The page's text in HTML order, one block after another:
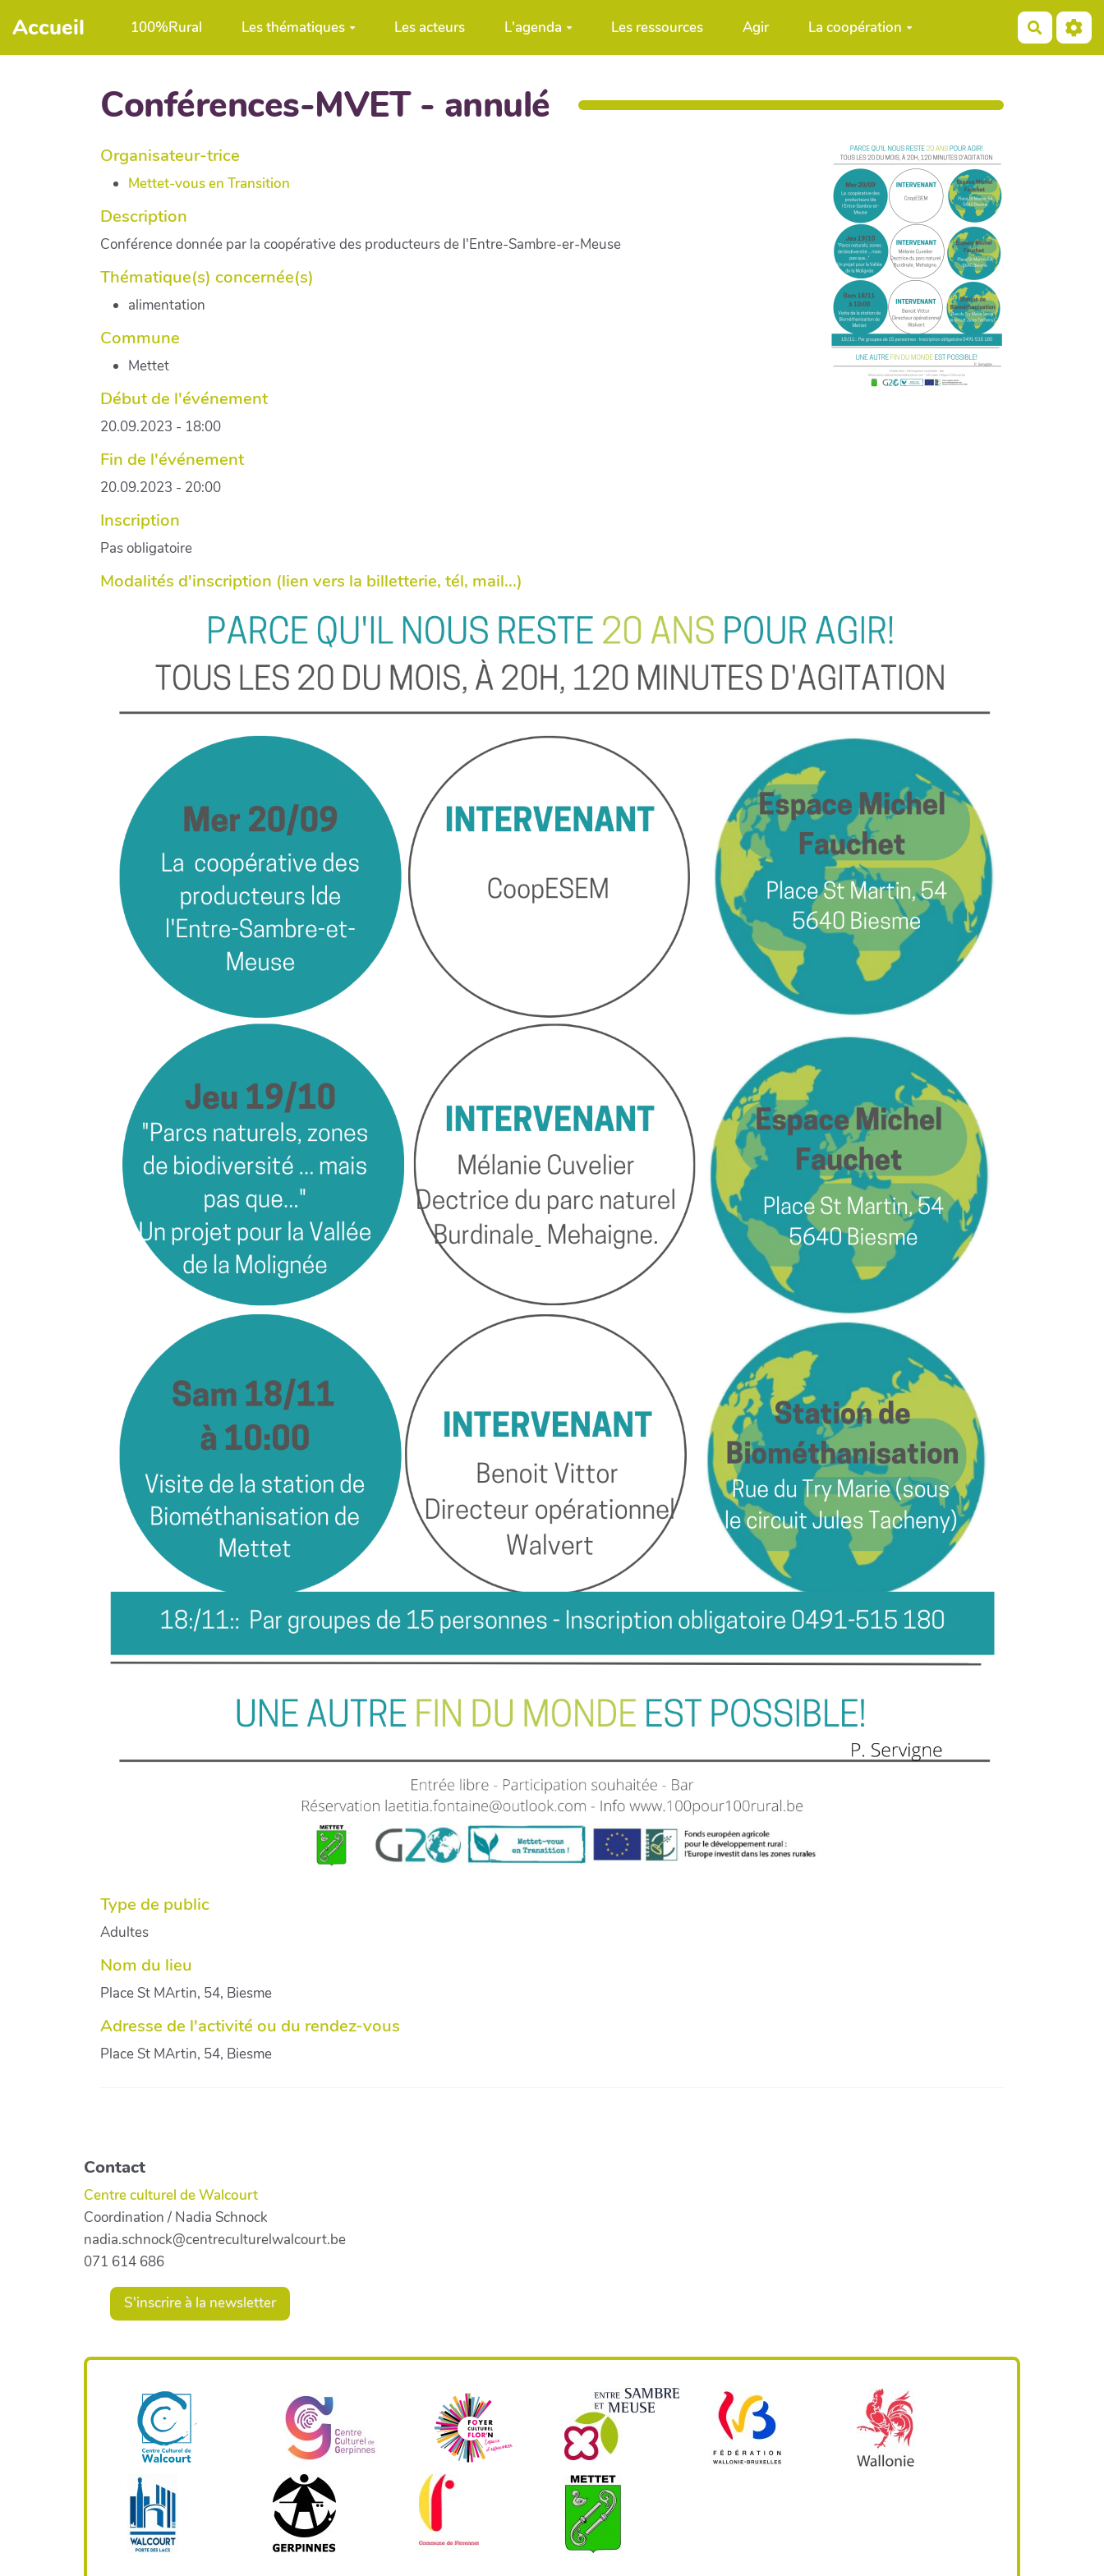
Aller au contenu principal
Accueil 100%Rural Les thématiques Les acteurs L'agenda Les ressources Agir La coopération
Conférences-MVET - annulé
Organisateur-trice
Mettet-vous en Transition
Description
Conférence donnée par la coopérative des producteurs de l'Entre-Sambre-er-Meuse
Thématique(s) concernée(s)
alimentation
Commune
Mettet
Début de l'événement
20.09.2023 - 18:00
Fin de l'événement
20.09.2023 - 20:00
Inscription
Pas obligatoire
Modalités d'inscription (lien vers la billetterie, tél, mail...)
Type de public
Adultes
Nom du lieu
Place St MArtin, 54, Biesme
Adresse de l'activité ou du rendez-vous
Place St MArtin, 54, Biesme
Contact
Centre culturel de Walcourt
Coordination / Nadia Schnock
nadia.schnock@centreculturelwalcourt.be
071 614 686
S'inscrire à la newsletter